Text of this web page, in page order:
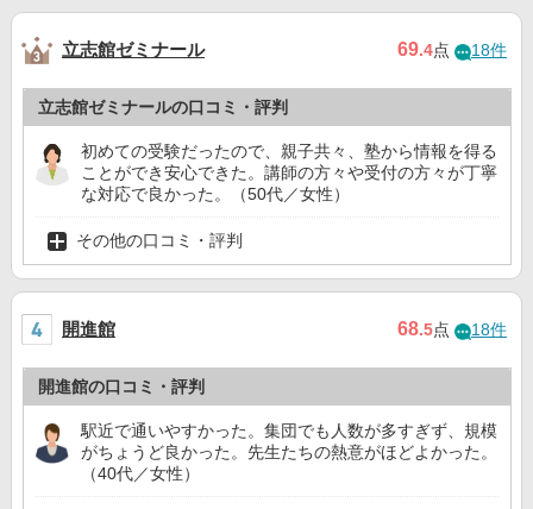
立志館ゼミナール 69.4点 18件
立志館ゼミナールの口コミ・評判
初めての受験だったので、親子共々、塾から情報を得る
ことができ安心できた。講師の方々や受付の方々が丁寧
な対応で良かった。（50代／女性）
その他の口コミ・評判
開進館 68.5点 18件
開進館の口コミ・評判
駅近で通いやすかった。集団でも人数が多すぎず、規模
がちょうど良かった。先生たちの熱意がほどよかった。
（40代／女性）